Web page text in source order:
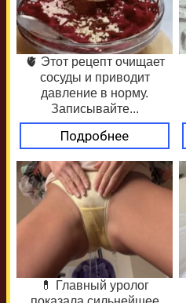
🫀 Этот рецепт очищает
сосуды и приводит
давление в норму.
Записывайте...
Подробнее
💊 Главный уролог